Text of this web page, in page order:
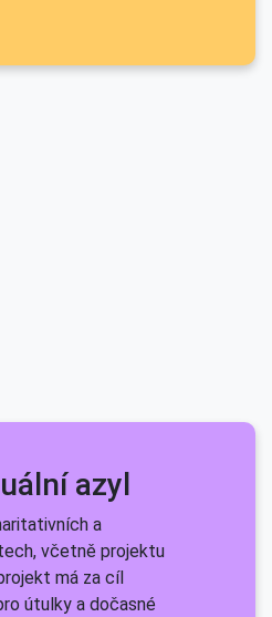
azyl
a
včetně projektu
má za cíl
útulky a dočasné